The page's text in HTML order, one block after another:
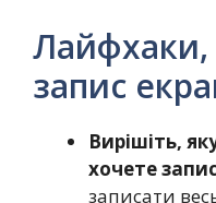
Лайфхаки,
запис
Вирішіть,
хочете
записати